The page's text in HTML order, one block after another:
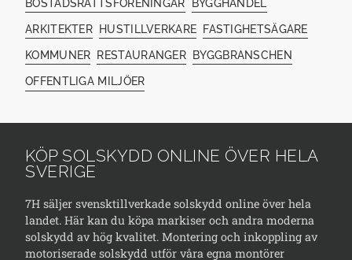
ARKITEKTER HUSTILLVERKARE FASTIGHETSÄGARE
KOMMUNER RESTAURANGER BYGGBRANSCHEN
OFFENTLIGA MILJÖER
KÖP SOLSKYDD ONLINE ÖVER HELA
SVERIGE
7H säljer svensktillverkade solskydd online över hela
landet. Här kan du köpa markiser och andra moderna
solskydd av hög kvalitet. Montering och inkoppling av
motoriserade solskydd utför våra egna montörer